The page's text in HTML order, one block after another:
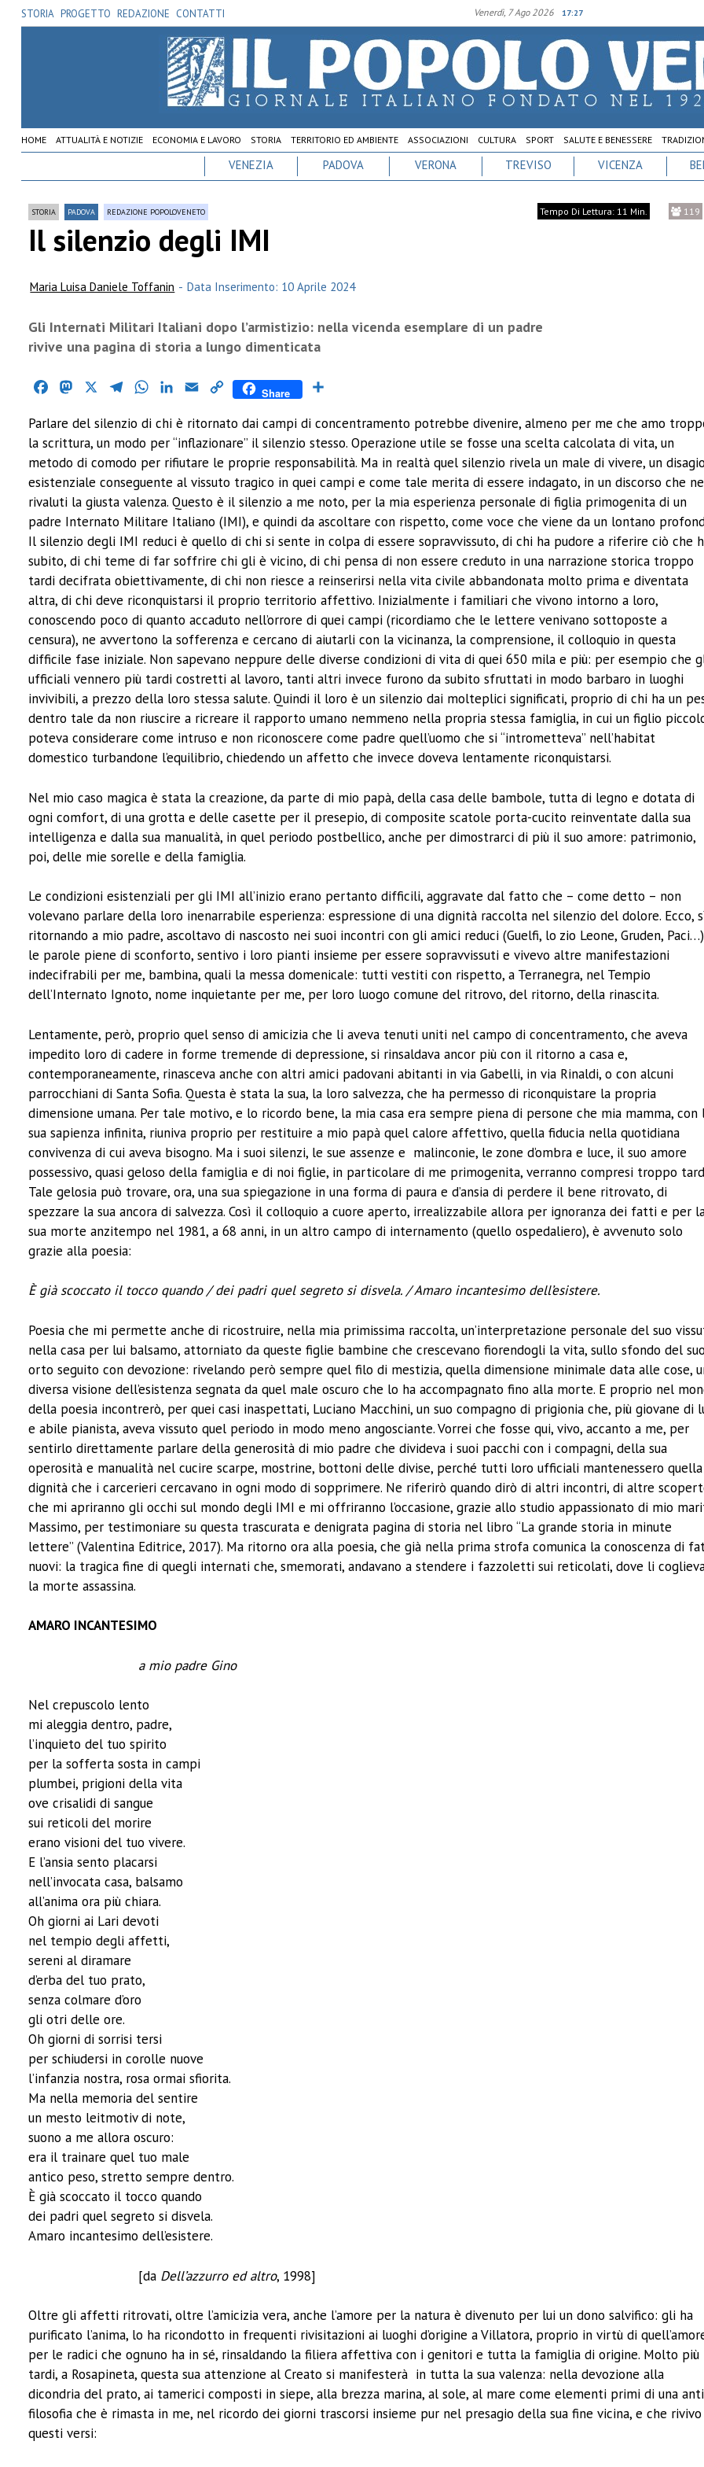
STORIA PROGETTO REDAZIONE CONTATTI Venerdì, 7 Ago 2026 17:27
HOME ATTUALITÀ E NOTIZIE ECONOMIA E LAVORO STORIA TERRITORIO ED AMBIENTE ASSOCIAZIONI CULTURA SPORT SALUTE E BENESSERE
VENEZIA PADOVA VERONA TREVISO VICENZA
STORIA PADOVA REDAZIONE POPOLOVENETO Tempo Di Lettura: 11 Min. 119
Il silenzio degli IMI
Maria Luisa Daniele Toffanin - Data Inserimento: 10 Aprile 2024
Gli Internati Militari Italiani dopo l’armistizio: nella vicenda esemplare di un padre
rivive una pagina di storia a lungo dimenticata
FacebookMastodon TelegramWhatsAppLinkedIn
Email Copy
Share
Parlare del silenzio di chi è ritornato dai campi di concentramento potrebbe divenire, almeno per me che amo
la scrittura, un modo per “inflazionare” il silenzio stesso. Operazione utile se fosse una scelta calcolata di vita, un
metodo di comodo per rifiutare le proprie responsabilità. Ma in realtà quel silenzio rivela un male di vivere, un disagio
esistenziale conseguente al vissuto tragico in quei campi e come tale merita di essere indagato, in un discorso che ne
rivaluti la giusta valenza. Questo è il silenzio a me noto, per la mia esperienza personale di figlia primogenita di un
padre Internato Militare Italiano (IMI), e quindi da ascoltare con rispetto, come voce che viene da un lontano
Il silenzio degli IMI reduci è quello di chi si sente in colpa di essere sopravvissuto, di chi ha pudore a riferire ciò che
subito, di chi teme di far soffrire chi gli è vicino, di chi pensa di non essere creduto in una narrazione storica troppo
tardi decifrata obiettivamente, di chi non riesce a reinserirsi nella vita civile abbandonata molto prima e diventata
altra, di chi deve riconquistarsi il proprio territorio affettivo. Inizialmente i familiari che vivono intorno a loro,
conoscendo poco di quanto accaduto nell’orrore di quei campi (ricordiamo che le lettere venivano sottoposte a
censura), ne avvertono la sofferenza e cercano di aiutarli con la vicinanza, la comprensione, il colloquio in questa
difficile fase iniziale. Non sapevano neppure delle diverse condizioni di vita di quei 650 mila e più: per esempio che
ufficiali vennero più tardi costretti al lavoro, tanti altri invece furono da subito sfruttati in modo barbaro in luoghi
invivibili, a prezzo della loro stessa salute. Quindi il loro è un silenzio dai molteplici significati, proprio di chi ha un
dentro tale da non riuscire a ricreare il rapporto umano nemmeno nella propria stessa famiglia, in cui un figlio
poteva considerare come intruso e non riconoscere come padre quell’uomo che si “intrometteva” nell’habitat
domestico turbandone l’equilibrio, chiedendo un affetto che invece doveva lentamente riconquistarsi.
Nel mio caso magica è stata la creazione, da parte di mio papà, della casa delle bambole, tutta di legno e dotata di
ogni comfort, di una grotta e delle casette per il presepio, di composite scatole porta-cucito reinventate dalla sua
intelligenza e dalla sua manualità, in quel periodo postbellico, anche per dimostrarci di più il suo amore: patrimonio,
poi, delle mie sorelle e della famiglia.
Le condizioni esistenziali per gli IMI all’inizio erano pertanto difficili, aggravate dal fatto che – come detto – non
volevano parlare della loro inenarrabile esperienza: espressione di una dignità raccolta nel silenzio del dolore. Ecco,
ritornando a mio padre, ascoltavo di nascosto nei suoi incontri con gli amici reduci (Guelfi, lo zio Leone, Gruden, Paci…)
le parole piene di sconforto, sentivo i loro pianti insieme per essere sopravvissuti e vivevo altre manifestazioni
indecifrabili per me, bambina, quali la messa domenicale: tutti vestiti con rispetto, a Terranegra, nel Tempio
dell’Internato Ignoto, nome inquietante per me, per loro luogo comune del ritrovo, del ritorno, della rinascita.
Lentamente, però, proprio quel senso di amicizia che li aveva tenuti uniti nel campo di concentramento, che aveva
impedito loro di cadere in forme tremende di depressione, si rinsaldava ancor più con il ritorno a casa e,
contemporaneamente, rinasceva anche con altri amici padovani abitanti in via Gabelli, in via Rinaldi, o con alcuni
parrocchiani di Santa Sofia. Questa è stata la sua, la loro salvezza, che ha permesso di riconquistare la propria
dimensione umana. Per tale motivo, e lo ricordo bene, la mia casa era sempre piena di persone che mia mamma, con
sua sapienza infinita, riuniva proprio per restituire a mio papà quel calore affettivo, quella fiducia nella quotidiana
convivenza di cui aveva bisogno. Ma i suoi silenzi, le sue assenze e malinconie, le zone d’ombra e luce, il suo amore
possessivo, quasi geloso della famiglia e di noi figlie, in particolare di me primogenita, verranno compresi troppo
Tale gelosia può trovare, ora, una sua spiegazione in una forma di paura e d’ansia di perdere il bene ritrovato, di
spezzare la sua ancora di salvezza. Così il colloquio a cuore aperto, irrealizzabile allora per ignoranza dei fatti e per
sua morte anzitempo nel 1981, a 68 anni, in un altro campo di internamento (quello ospedaliero), è avvenuto solo
grazie alla poesia:
È già scoccato il tocco quando / dei padri quel segreto si disvela. / Amaro incantesimo dell’esistere.
Poesia che mi permette anche di ricostruire, nella mia primissima raccolta, un’interpretazione personale del suo
nella casa per lui balsamo, attorniato da queste figlie bambine che crescevano fiorendogli la vita, sullo sfondo del suo
orto seguito con devozione: rivelando però sempre quel filo di mestizia, quella dimensione minimale data alle cose,
diversa visione dell’esistenza segnata da quel male oscuro che lo ha accompagnato fino alla morte. E proprio nel
della poesia incontrerò, per quei casi inaspettati, Luciano Macchini, un suo compagno di prigionia che, più giovane di
e abile pianista, aveva vissuto quel periodo in modo meno angosciante. Vorrei che fosse qui, vivo, accanto a me, per
sentirlo direttamente parlare della generosità di mio padre che divideva i suoi pacchi con i compagni, della sua
operosità e manualità nel cucire scarpe, mostrine, bottoni delle divise, perché tutti loro ufficiali mantenessero quella
dignità che i carcerieri cercavano in ogni modo di sopprimere. Ne riferirò quando dirò di altri incontri, di altre
che mi apriranno gli occhi sul mondo degli IMI e mi offriranno l’occasione, grazie allo studio appassionato di mio
Massimo, per testimoniare su questa trascurata e denigrata pagina di storia nel libro “La grande storia in minute
lettere” (Valentina Editrice, 2017). Ma ritorno ora alla poesia, che già nella prima strofa comunica la conoscenza di
nuovi: la tragica fine di quegli internati che, smemorati, andavano a stendere i fazzoletti sui reticolati, dove li
la morte assassina.
AMARO INCANTESIMO
a mio padre Gino
Nel crepuscolo lento
mi aleggia dentro, padre,
l’inquieto del tuo spirito
per la sofferta sosta in campi
plumbei, prigioni della vita
ove crisalidi di sangue
sui reticoli del morire
erano visioni del tuo vivere.
E l’ansia sento placarsi
nell’invocata casa, balsamo
all’anima ora più chiara.
Oh giorni ai Lari devoti
nel tempio degli affetti,
sereni al diramare
d’erba del tuo prato,
senza colmare d’oro
gli otri delle ore.
Oh giorni di sorrisi tersi
per schiudersi in corolle nuove
l’infanzia nostra, rosa ormai sfiorita.
Ma nella memoria del sentire
un mesto leitmotiv di note,
suono a me allora oscuro:
era il trainare quel tuo male
antico peso, stretto sempre dentro.
È già scoccato il tocco quando
dei padri quel segreto si disvela.
Amaro incantesimo dell’esistere.
[da Dell’azzurro ed altro, 1998]
Oltre gli affetti ritrovati, oltre l’amicizia vera, anche l’amore per la natura è divenuto per lui un dono salvifico: gli ha
purificato l’anima, lo ha ricondotto in frequenti rivisitazioni ai luoghi d’origine a Villatora, proprio in virtù di
per le radici che ognuno ha in sé, rinsaldando la filiera affettiva con i genitori e tutta la famiglia di origine. Molto più
tardi, a Rosapineta, questa sua attenzione al Creato si manifesterà in tutta la sua valenza: nella devozione alla
dicondria del prato, ai tamerici composti in siepe, alla brezza marina, al sole, al mare come elementi primi di una
filosofia che è rimasta in me, nel ricordo dei giorni trascorsi insieme pur nel presagio della sua fine vicina, e che
questi versi: